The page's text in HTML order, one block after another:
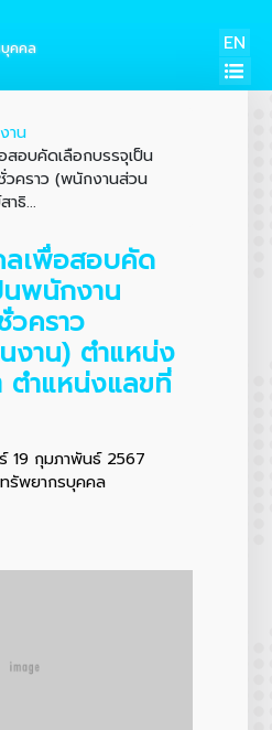
บุคคล EN
าน
อบคัดเลือกบรรจุเป็น
คราว (พนักงานส่วน
าธิ...
เพื่อสอบคัด
นพนักงาน
วคราว
งาน) ตำแหน่ง
ตำแหน่งแลขที่
19 กุมภาพันธ์ 2567
รัพยากรบุคคล